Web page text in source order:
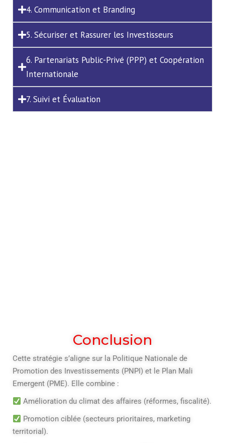
4. Communication et Branding
5. Sécuriser et Rassurer les Investisseurs
6. Partenariats Public-Privé (PPP) et Coopération
Internationale
7. Suivi et Évaluation
Conclusion
Cette stratégie s’aligne sur la Politique Nationale de
Promotion des Investissements (PNPI) et le Plan Mali
Emergent (PME). Elle combine :
Amélioration du climat des affaires (réformes, fiscalité).
Promotion ciblée (secteurs prioritaires, marketing
territorial).